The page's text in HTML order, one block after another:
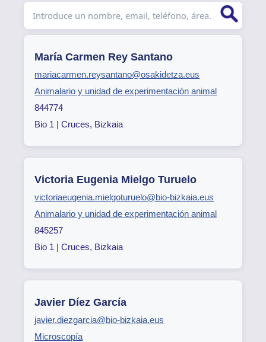
María Carmen Rey Santano
mariacarmen.reysantano@osakidetza.eus
Animalario y unidad de experimentación animal
844774
Bio 1 | Cruces, Bizkaia
Victoria Eugenia Mielgo Turuelo
victoriaeugenia.mielgoturuelo@bio-bizkaia.eus
Animalario y unidad de experimentación animal
845257
Bio 1 | Cruces, Bizkaia
Javier Díez García
javier.diezgarcia@bio-bizkaia.eus
Microscopía